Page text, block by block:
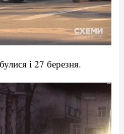
і 27 березня.